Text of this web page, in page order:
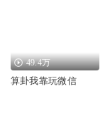
49.4万
算卦我靠玩微信